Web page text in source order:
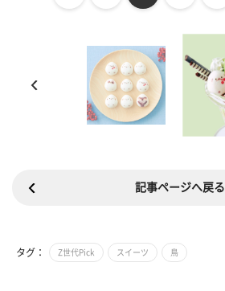
記事ページへ戻る
タグ： Z世代Pick スイーツ 鳥